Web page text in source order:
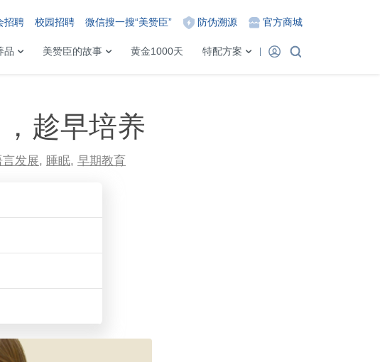
品 美赞臣的故事 黄金1000天 特配方案
招聘 校园招聘 微信搜一搜“美赞臣” 防伪溯源 官方商城
趁早培养
言发展, 睡眠, 早期教育